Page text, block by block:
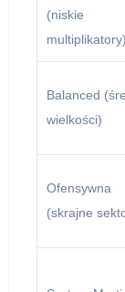
(niskie
multiplikatory)
Balanced
wielkości)
Ofensywna
(skrajne